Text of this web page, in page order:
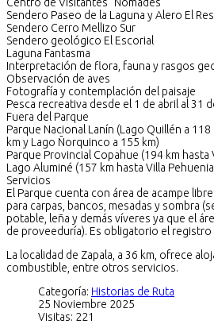
Sendero Paseo de la Laguna y Alero El
Sendero Cerro Mellizo Sur
Sendero geológico El Escorial
Laguna Fantasma
Interpretación de flora, fauna y rasgos
Observación de aves
Fotografía y contemplación del paisaje
Pesca recreativa desde el 1 de abril al 31
Fuera del Parque
Parque Nacional Lanín (Lago Quillén a
km y Lago Ñorquinco a 155 km)
Parque Provincial Copahue (194 km hasta
Lago Aluminé (157 km hasta Villa
Servicios
El Parque cuenta con área de acampe
para carpas, bancos, mesadas y sombra
potable, leña y demás víveres ya que el
de proveeduría). Es obligatorio el registro
La localidad de Zapala, a 36 km, ofrece
combustible, entre otros servicios.
Categoría: Historias de Ruta
25 Noviembre 2025
Visitas: 221